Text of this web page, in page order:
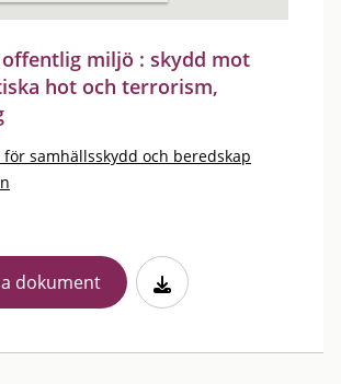
miljö : skydd mot
hot och terrorism,
samhällsskydd och beredskap
dokument